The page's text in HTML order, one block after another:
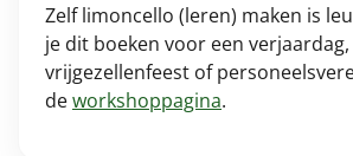
Zelf limoncello (leren) maken is
je dit boeken voor een verjaardag,
vrijgezellenfeest of
deworkshoppagina.